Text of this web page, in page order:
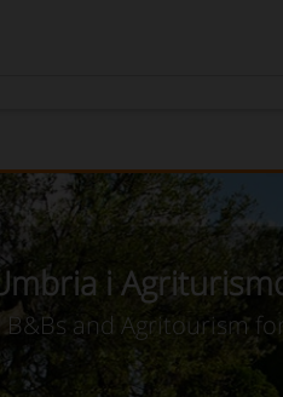
i
and Agritourism